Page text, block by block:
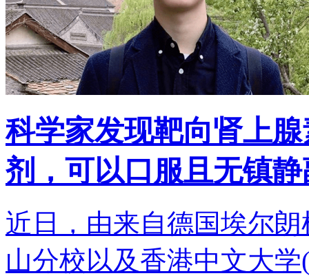
科学家发现靶向肾上
剂，可以口服且无镇
近日，由来自德国埃尔
山分校以及香港中文大